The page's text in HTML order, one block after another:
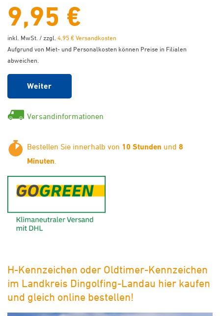
9,95 €
inkl. MwSt. / zzgl.4,95 € Versandkosten
Aufgrund von Miet- und Personalkosten können Preise in Filialen
abweichen.
Weiter
Versandinformationen
Bestellen Sie innerhalb von 10 Stunden und 8
Minuten
H-Kennzeichen oder Oldtimer-Kennzeichen
im Landkreis Dingolfing-Landau hier kaufen
und gleich online bestellen!